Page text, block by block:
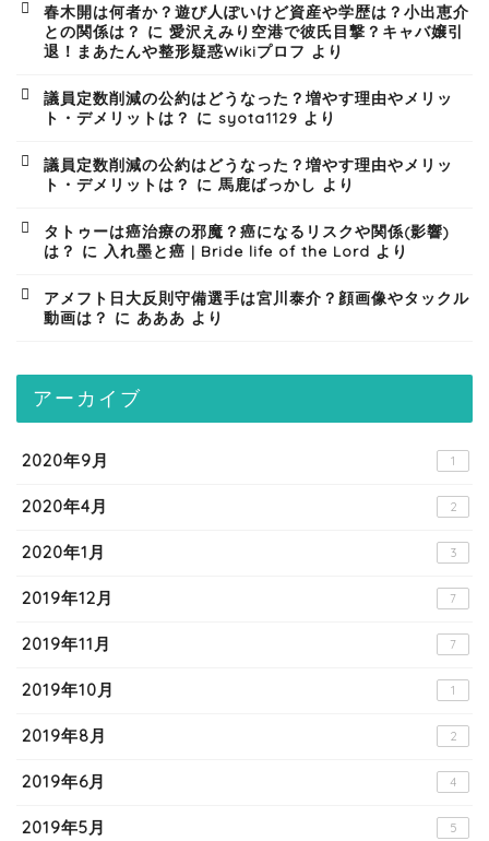
春木開は何者か？遊び人ぽいけど資産や学歴は？小出恵介
との関係は？ に 愛沢えみり空港で彼氏目撃？キャバ嬢引
退！まあたんや整形疑惑Wikiプロフ より
議員定数削減の公約はどうなった？増やす理由やメリッ
ト・デメリットは？ に syota1129 より
議員定数削減の公約はどうなった？増やす理由やメリッ
ト・デメリットは？ に 馬鹿ばっかし より
タトゥーは癌治療の邪魔？癌になるリスクや関係(影響)
は？ に 入れ墨と癌 | Bride life of the Lord より
アメフト日大反則守備選手は宮川泰介？顔画像やタックル
動画は？ に あああ より
アーカイブ
2020年9月 1
2020年4月 2
2020年1月 3
2019年12月 7
2019年11月 7
2019年10月 1
2019年8月 2
2019年6月 4
2019年5月 5